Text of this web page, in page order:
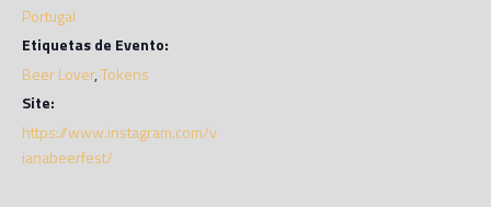
Portugal
Etiquetas de Evento:
Beer Lover,Tokens
Site:
https://www.instagram.com/v
ianabeerfest/